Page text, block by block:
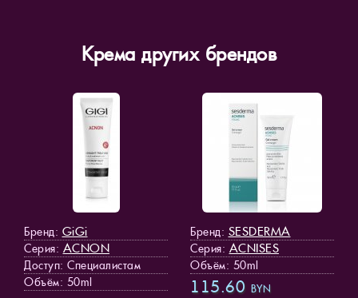
Крема других брендов
Бренд: GiGi
Серия: ACNON
Доступ: Специалистам
Объём: 50ml
Бренд: SESDERMA
Серия: ACNISES
Объём: 50ml
115.60 BYN